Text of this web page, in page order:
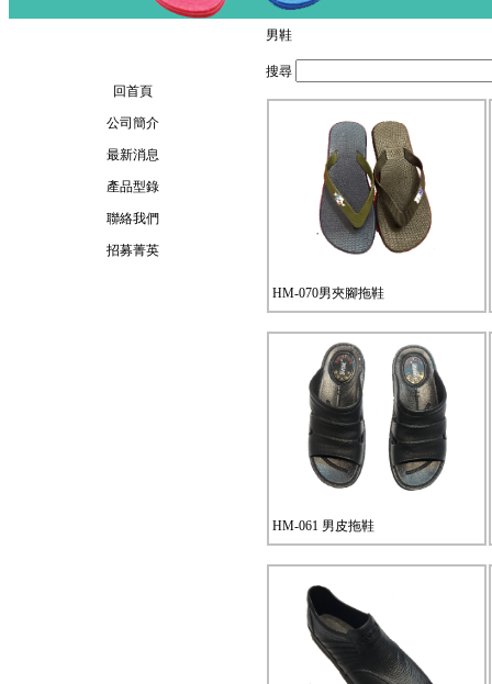
回首頁
公司簡介
最新消息
產品型錄
聯絡我們
招募菁英
男鞋
搜尋
HM-070男夾腳拖鞋
HM-061 男皮拖鞋